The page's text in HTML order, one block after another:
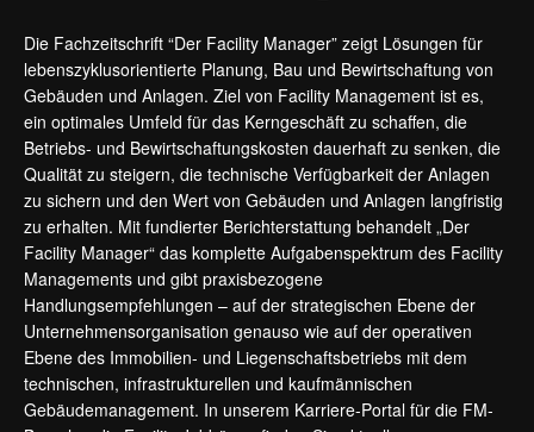
Die Fachzeitschrift “Der Facility Manager” zeigt Lösungen für
lebenszyklusorientierte Planung, Bau und Bewirtschaftung von
Gebäuden und Anlagen. Ziel von Facility Management ist es,
ein optimales Umfeld für das Kerngeschäft zu schaffen, die
Betriebs- und Bewirtschaftungskosten dauerhaft zu senken, die
Qualität zu steigern, die technische Verfügbarkeit der Anlagen
zu sichern und den Wert von Gebäuden und Anlagen langfristig
zu erhalten. Mit fundierter Berichterstattung behandelt „Der
Facility Manager“ das komplette Aufgabenspektrum des Facility
Managements und gibt praxisbezogene
Handlungsempfehlungen – auf der strategischen Ebene der
Unternehmensorganisation genauso wie auf der operativen
Ebene des Immobilien- und Liegenschaftsbetriebs mit dem
technischen, infrastrukturellen und kaufmännischen
Gebäudemanagement. In unserem Karriere-Portal für die FM-